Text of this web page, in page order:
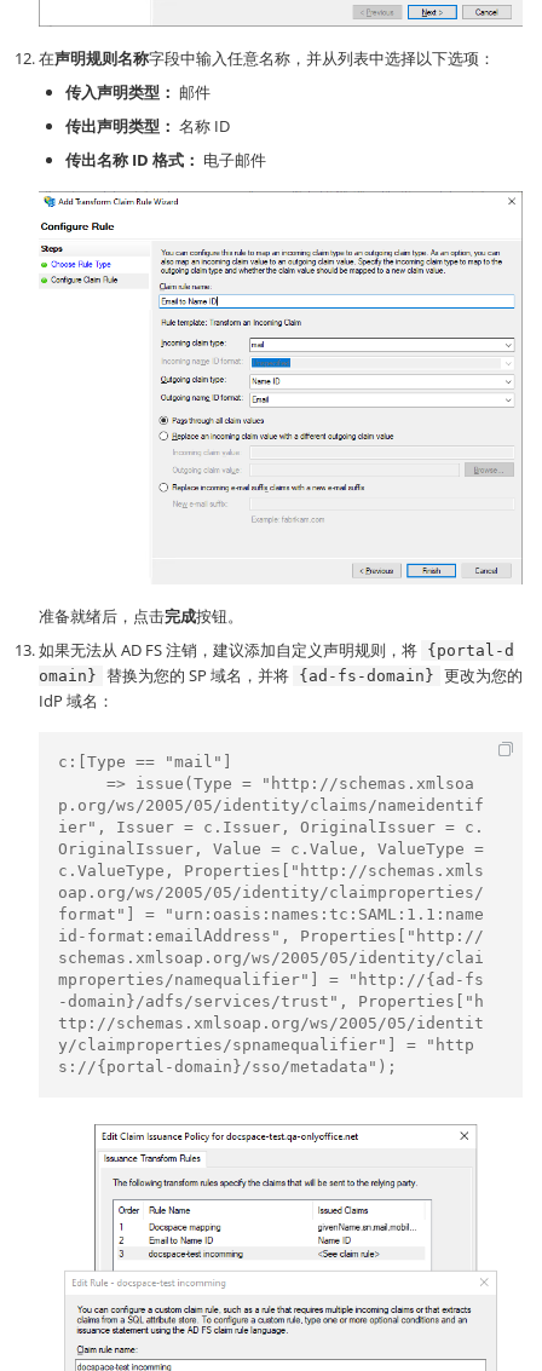
在声明规则名称字段中输入任意名称，并从列表中选择以下选项：
传入声明类型： 邮件
传出声明类型： 名称 ID
传出名称 ID 格式： 电子邮件
准备就绪后，点击完成按钮。
如果无法从 AD FS 注销，建议添加自定义声明规则，将 {portal-d
omain} 替换为您的 SP 域名，并将 {ad-fs-domain} 更改为您的
IdP 域名：
c:[Type == "mail"]
p.org/ws/2005/05/identity/claims/nameidentif
ier", Issuer = c.Issuer, OriginalIssuer = c.
OriginalIssuer, Value = c.Value, ValueType =
c.ValueType, Properties["http://schemas.xmls
oap.org/ws/2005/05/identity/claimproperties/
format"] = "urn:oasis:names:tc:SAML:1.1:name
id-format:emailAddress", Properties["http://
schemas.xmlsoap.org/ws/2005/05/identity/clai
mproperties/namequalifier"] = "http://{ad-fs
-domain}/adfs/services/trust", Properties["h
ttp://schemas.xmlsoap.org/ws/2005/05/identit
y/claimproperties/spnamequalifier"] = "http
s://{portal-domain}/sso/metadata");